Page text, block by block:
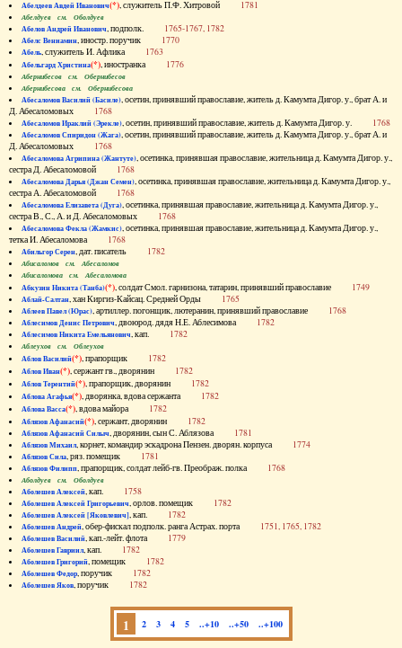
Абелдеев Авдей Иванович(*), служитель П.Ф. Хитровой 1781
Абелдуев см. Оболдуев
Абелов Андрей Иванович, подполк. 1765-1767, 1782
Абелс Вениамин, иностр. поручик 1770
Абель, служитель И. Афлика 1763
Абельгард Христина(*), иностранка 1776
Абернибесов см. Обернибесов
Абернибесова см. Обернибесова
Абесаломов Василий (Басиле), осетин, принявший православие, житель д. Камумта Дигор. у., брат А. и
Д. Абесаломовых 1768
Абесаломов Ираклий (Эрекле), осетин, принявший православие, житель д. Камумта Дигор. у. 1768
Абесаломов Спиридон (Жага), осетин, принявший православие, житель д. Камумта Дигор. у., брат А. и
Д. Абесаломовых 1768
Абесаломова Агрипина (Жантуте), осетинка, принявшая православие, жительница д. Камумта Дигор. у.,
сестра Д. Абесаломовой 1768
Абесаломова Дарья (Джан Семен), осетинка, принявшая православие, жительница д. Камумта Дигор. у.,
сестра А. Абесаломовой 1768
Абесаломова Елизавета (Дуга), осетинка, принявшая православие, жительница д. Камумта Дигор. у.,
сестра В., С., А. и Д. Абесаломовых 1768
Абесаломова Фекла (Жамкис), осетинка, принявшая православие, жительница д. Камумта Дигор. у.,
тетка И. Абесаломова 1768
Абильгор Серен, дат. писатель 1782
Абисаломов см. Абесаломов
Абисаломова см. Абесаломова
Абкузин Никита (Танба)(*), солдат Смол. гарнизона, татарин, принявший православие 1749
Аблай-Салтан, хан Киргиз-Кайсац. Средней Орды 1765
Аблеев Павел (Юрас), артиллер. погонщик, лютеранин, принявший православие 1768
Аблесимов Денис Петрович, двоюрод. дядя Н.Е. Аблесимова 1782
Аблесимов Никита Емельянович, кап. 1782
Аблеухов см. Облеухов
Аблов Василий(*), прапорщик 1782
Аблов Иван(*), сержант гв., дворянин 1782
Аблов Терентий(*), прапорщик, дворянин 1782
Аблова Агафья(*), дворянка, вдова сержанта 1782
Аблова Васса(*), вдова майора 1782
Аблязов Афанасий(*), сержант, дворянин 1782
Аблязов Афанасий Силыч, дворянин, сын С. Аблязова 1781
Аблязов Михаил, корнет, командир эскадрона Пензен. дворян. корпуса 1774
Аблязов Сила, ряз. помещик 1781
Аблязов Филипп, прапорщик, солдат лейб-гв. Преображ. полка 1768
Аболдуев см. Оболдуев
Аболешев Алексей, кап. 1758
Аболешев Алексей Григорьевич, орлов. помещик 1782
Аболешев Алексей [Яковлевич], кап. 1782
Аболешев Андрей, обер-фискал подполк. ранга Астрах. порта 1751, 1765, 1782
Аболешев Василий, кап.-лейт. флота 1779
Аболешев Гавриил, кап. 1782
Аболешев Григорий, помещик 1782
Аболешев Федор, поручик 1782
Аболешев Яков, поручик 1782
1 2 3 4 5 ..+10 ..+50 ..+100